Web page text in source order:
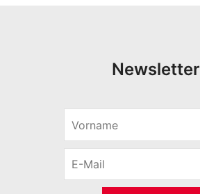
Newsletter
r
M